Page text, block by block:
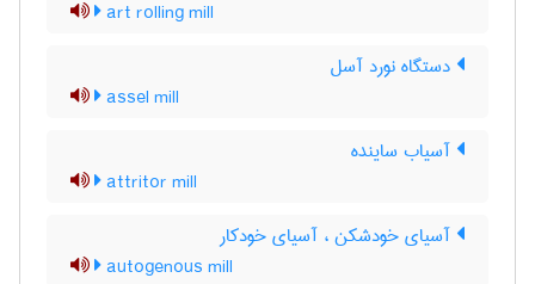
art rolling mill
دستگاه نورد آسل
assel mill
آسیاب ساینده
attritor mill
آسیای خودشکن ، آسیای خودکار
autogenous mill